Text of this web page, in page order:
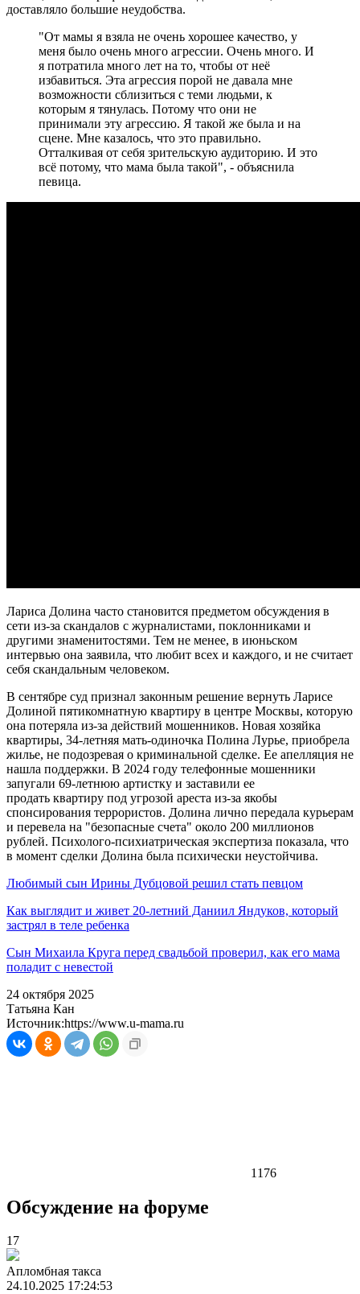
доставляло большие неудобства.
"От мамы я взяла не очень хорошее качество, у
меня было очень много агрессии. Очень много. И
я потратила много лет на то, чтобы от неё
избавиться. Эта агрессия порой не давала мне
возможности сблизиться с теми людьми, к
которым я тянулась. Потому что они не
принимали эту агрессию. Я такой же была и на
сцене. Мне казалось, что это правильно.
Отталкивая от себя зрительскую аудиторию. И это
всё потому, что мама была такой", - объяснила
певица.
Лариса Долина часто становится предметом обсуждения в
сети из-за скандалов с журналистами, поклонниками и
другими знаменитостями. Тем не менее, в июньском
интервью она заявила, что любит всех и каждого, и не считает
себя скандальным человеком.
В сентябре суд признал законным решение вернуть Ларисе
Долиной пятикомнатную квартиру в центре Москвы, которую
она потеряла из-за действий мошенников. Новая хозяйка
квартиры, 34-летняя мать-одиночка Полина Лурье, приобрела
жилье, не подозревая о криминальной сделке. Ее апелляция не
нашла поддержки. В 2024 году телефонные мошенники
запугали 69-летнюю артистку и заставили ее
продать квартиру под угрозой ареста из-за якобы
спонсирования террористов. Долина лично передала курьерам
и перевела на "безопасные счета" около 200 миллионов
рублей. Психолого-психиатрическая экспертиза показала, что
в момент сделки Долина была психически неустойчива.
Любимый сын Ирины Дубцовой решил стать певцом
Как выглядит и живет 20-летний Даниил Яндуков, который
застрял в теле ребенка
Сын Михаила Круга перед свадьбой проверил, как его мама
поладит с невестой
24 октября 2025
Татьяна Кан
Источник:https://www.u-mama.ru
1176
Обсуждение на форуме
17
Апломбная такса
24.10.2025 17:24:53